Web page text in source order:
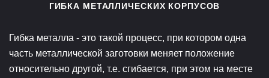
ГИБКА МЕТАЛЛИЧЕСКИХ КОРПУСОВ
Гибка металла - это такой процесс, при котором одна
часть металлической заготовки меняет положение
относительно другой, т.е. сгибается, при этом на месте